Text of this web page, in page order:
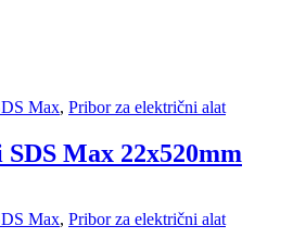
Max, Pribor za električni alat
Max 22x520mm
Max, Pribor za električni alat